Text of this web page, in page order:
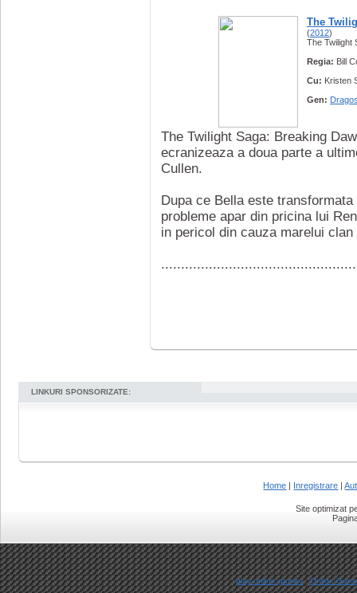
The
(2012)
The Twilight
Regia: Bill
Cu: Kristen
Gen:
The Twilight Saga: Breaking
ecranizeaza a doua parte a
Cullen.
Dupa ce Bella este
probleme apar din pricina lui
in pericol din cauza marelui
LINKURI SPONSORIZATE:
Home | Inregistrare |
Site optimizat
Copyright Â© www.ro-
play online games|Online